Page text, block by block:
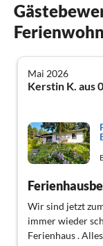
Mai 2026
Wir sind jetzt
immer wieder
Ferienhaus .